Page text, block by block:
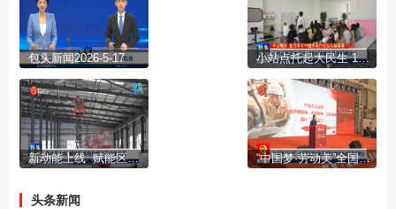
包头新闻2026-5-17 小站点托起大民生 15分钟就业服务圈暖民心
新动能上线 赋能区域现代物流高质量发展 “中国梦·劳动美”全国职工宣讲团走进职业学校活动在我市举办
头条新闻